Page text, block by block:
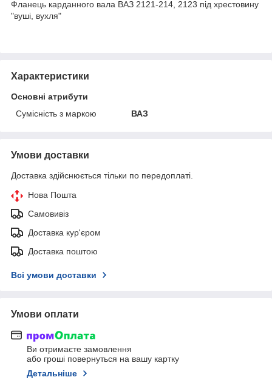
Фланець карданного вала ВАЗ 2121-214, 2123 під хрестовину
"вуші, вухля"
Характеристики
Основні атрибути
Сумісність з маркою
ВАЗ
Умови доставки
Доставка здійснюється тільки по передоплаті.
Нова Пошта
Самовивіз
Доставка кур'єром
Доставка поштою
Всі умови доставки
Умови оплати
Ви отримаєте замовлення
або гроші повернуться на вашу картку
Детальніше